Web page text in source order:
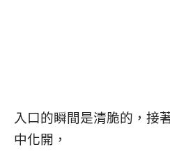
入口的瞬間是清脆的，接
中化開，